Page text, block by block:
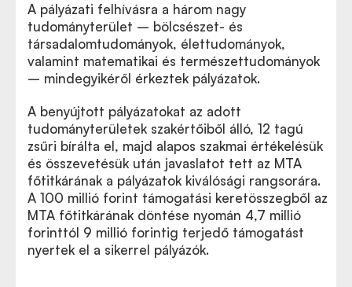
A pályázati felhívásra a három nagy
tudományterület – bölcsészet- és
társadalomtudományok, élettudományok,
valamint matematikai és természettudományok
– mindegyikéről érkeztek pályázatok.
A benyújtott pályázatokat az adott
tudományterületek szakértőiből álló, 12 tagú
zsűri bírálta el, majd alapos szakmai értékelésük
és összevetésük után javaslatot tett az MTA
főtitkárának a pályázatok kiválósági rangsorára.
A 100 millió forint támogatási keretösszegből az
MTA főtitkárának döntése nyomán 4,7 millió
forinttól 9 millió forintig terjedő támogatást
nyertek el a sikerrel pályázók.